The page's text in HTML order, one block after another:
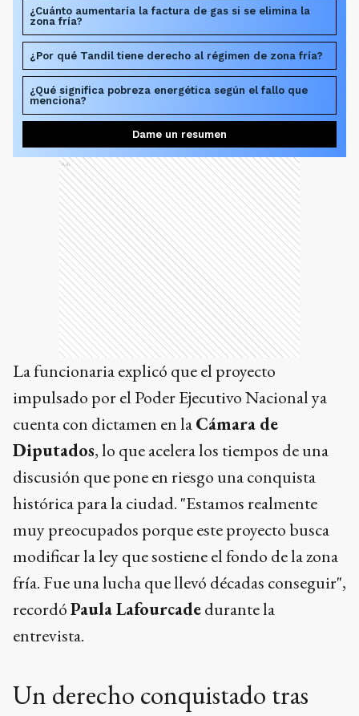
¿Cuánto aumentaría la factura de gas si se elimina la
zona fría?
¿Por qué Tandil tiene derecho al régimen de zona fría?
¿Qué significa pobreza energética según el fallo que
menciona?
Dame un resumen
Ads
La funcionaria explicó que el proyecto
impulsado por el Poder Ejecutivo Nacional ya
cuenta con dictamen en laCámara de
Diputados, lo que acelera los tiempos de una
discusión que pone en riesgo una conquista
histórica para la ciudad. "Estamos realmente
muy preocupados porque este proyecto busca
modificar la ley que sostiene el fondo de la zona
fría. Fue una lucha que llevó décadas conseguir",
recordóPaula Lafourcadedurante la
entrevista.
Un derecho conquistado tras